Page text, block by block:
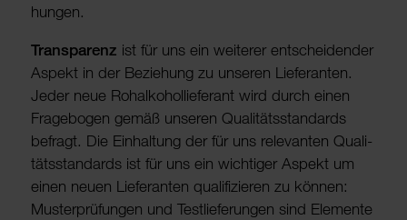
hungen.
Trans­pa­renz ist für uns ein weiterer entschei­dender
Aspekt in der Bezie­hung zu unseren Liefe­ranten.
Jeder neue Rohal­ko­hol­lie­fe­rant wird durch einen
Frage­bogen gemäß unseren Quali­täts­s­tan­dards
befragt. Die Einhal­tung der für uns rele­vanten Quali­
täts­s­tan­dards ist für uns ein wich­tiger Aspekt um
einen neuen Liefe­ranten quali­fi­zieren zu können:
Muster­prü­fungen und Test­lie­fe­rungen sind Elemente